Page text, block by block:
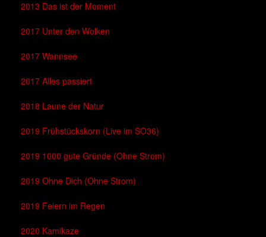
2013 Das ist der Moment
2017 Unter den Wolken
2017 Wannsee
2017 Alles passiert
2018 Laune der Natur
2019 Frühstückskorn (Live im SO36)
2019 1000 gute Gründe (Ohne Strom)
2019 Ohne Dich (Ohne Strom)
2019 Feiern im Regen
2020 Kamikaze